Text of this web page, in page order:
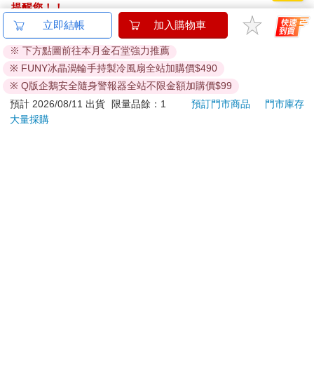
提醒您！！
金石堂及銀行均不會請您操作ATM! 如接獲電話要求您前往
ATM提款機，請不要聽從指示，以免受騙上當！
退換貨須知：
**提醒您，鑑賞期不等於試用期，退回商品須為全新狀態**
依據「消費者保護法」第19條及行政院消費者保護處公告之
「通訊交易解除權合理例外情事適用準則」，以下商品購買
立即結帳 加入購物車
※ 下方點圖前往本月金石堂強力推薦
※ FUNY冰晶渦輪手持製冷風扇全站加購價$490
※ Q版企鵝安全隨身警報器全站不限金額加購價$99
預計 2026/08/11 出貨
限量品餘：1 預訂門市商品
門市庫存
大量採購